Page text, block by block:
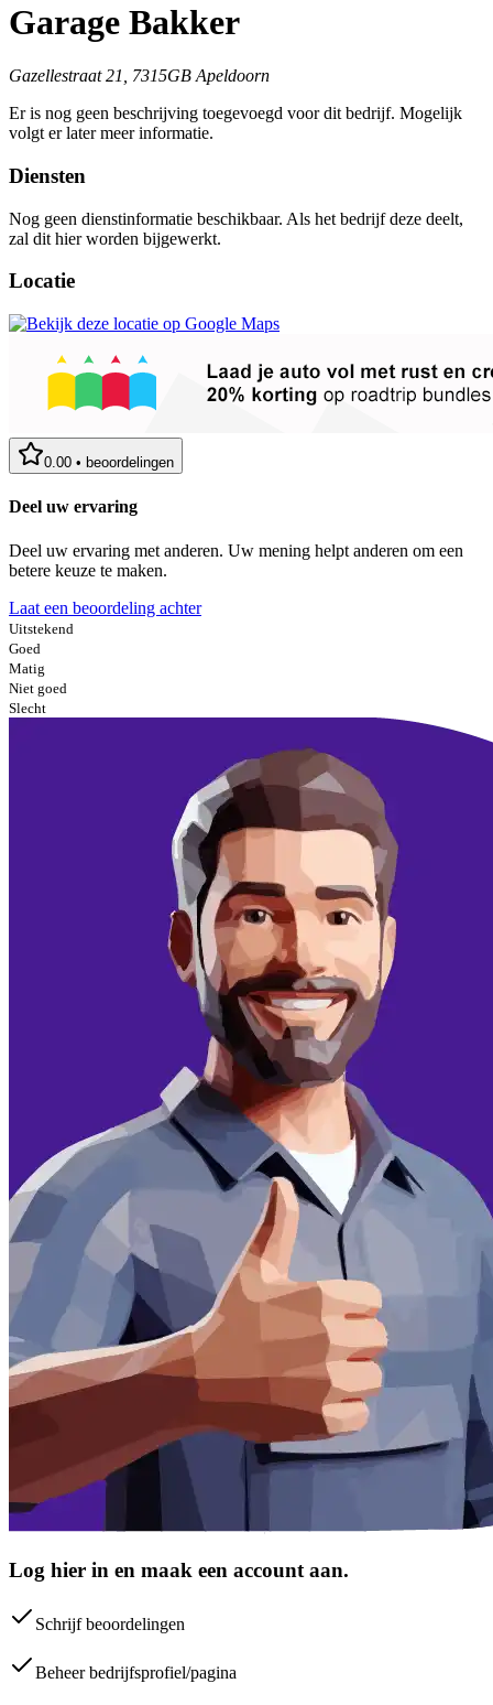
Garage Bakker
Gazellestraat 21, 7315GB Apeldoorn
Er is nog geen beschrijving toegevoegd voor dit bedrijf. Mogelijk
volgt er later meer informatie.
Diensten
Nog geen dienstinformatie beschikbaar. Als het bedrijf deze deelt,
zal dit hier worden bijgewerkt.
Locatie
0.00 • beoordelingen
Deel uw ervaring
Deel uw ervaring met anderen. Uw mening helpt anderen om een
betere keuze te maken.
Laat een beoordeling achter
Uitstekend
Goed
Matig
Niet goed
Slecht
Log hier in en maak een account aan.
Schrijf beoordelingen
Beheer bedrijfsprofiel/pagina